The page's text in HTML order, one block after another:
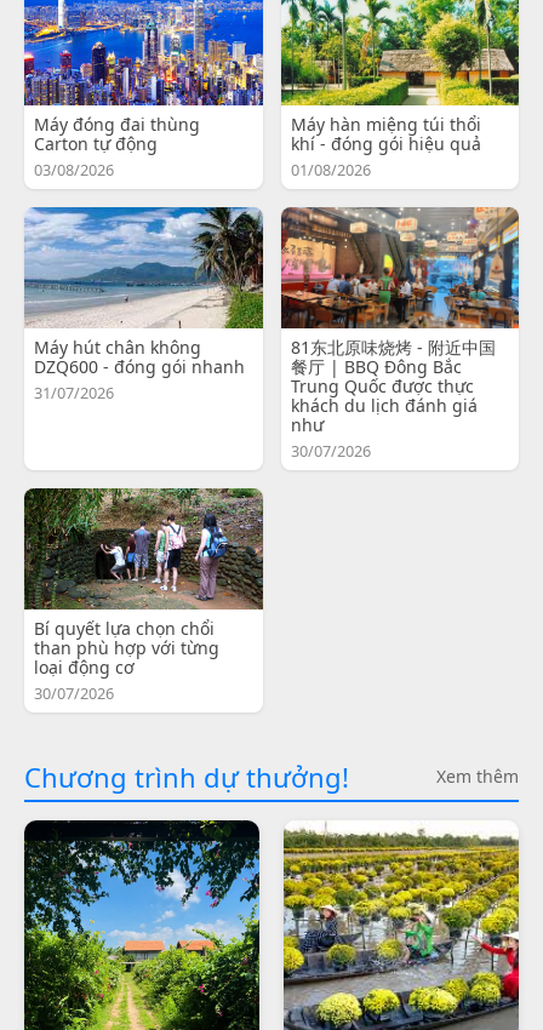
Máy đóng đai thùng
Carton tự động
03/08/2026
Máy hàn miệng túi thổi
khí - đóng gói hiệu quả
01/08/2026
Máy hút chân không
DZQ600 - đóng gói nhanh
31/07/2026
81东北原味烧烤 - 附近中国
餐厅 | BBQ Đông Bắc
Trung Quốc được thực
khách du lịch đánh giá
như
30/07/2026
Bí quyết lựa chọn chổi
than phù hợp với từng
loại động cơ
30/07/2026
Chương trình dự thưởng! Xem thêm